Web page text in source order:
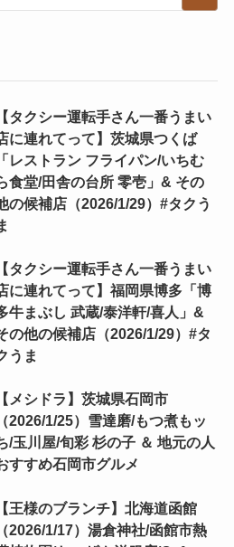
【タクシー運転手さん一番うまい
に連れてって】茨城県つくば
「レストラン フライパン/いちむ
食堂/田舎の台所 零壱」& その
の候補店（2026/1/29）#タクう
【タクシー運転手さん一番うまい
に連れてって】福岡県博多「博
牛まぶし 武蔵/泰洋軒/喜人」&
の他の候補店（2026/1/29）#タ
うま
【メシドラ】茨城県石岡市
（2026/1/25）雪達磨/もつ煮もッ
/玉川屋/旬彩 杉の子 ＆ 地元の人
すすめ石岡市グルメ
【王様のブランチ】北海道函館
（2026/1/17）湯倉神社/函館市熱